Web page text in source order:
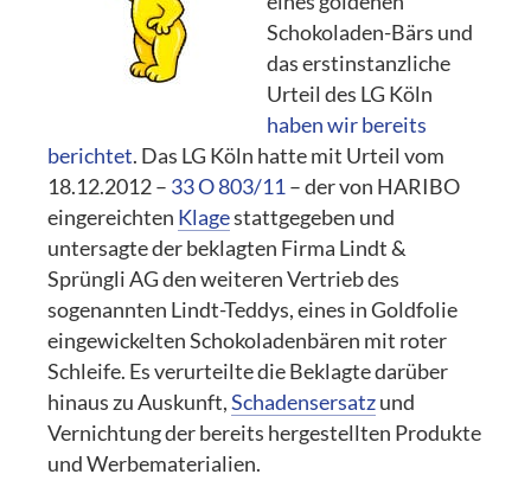
Schokoladen-Bärs und
das erstinstanzliche
Urteil des LG Köln
haben wir bereits
berichtet. Das LG Köln hatte mit Urteil vom
18.12.2012 – 33 O 803/11 – der von HARIBO
eingereichten Klagestattgegeben und
untersagte der beklagten Firma Lindt &
Sprüngli AG den weiteren Vertrieb des
sogenannten Lindt-Teddys, eines in Goldfolie
eingewickelten Schokoladenbären mit roter
Schleife. Es verurteilte die Beklagte darüber
hinaus zu Auskunft,Schadensersatzund
Vernichtung der bereits hergestellten Produkte
und Werbematerialien.